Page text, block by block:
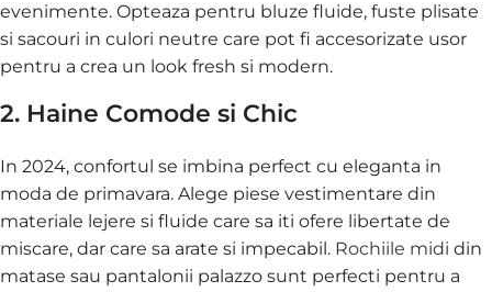
evenimente. Opteaza pentru bluze fluide, fuste plisate
si sacouri in culori neutre care pot fi accesorizate usor
pentru a crea un look fresh si modern.
2. Haine Comode si Chic
In 2024, confortul se imbina perfect cu eleganta in
moda de primavara. Alege piese vestimentare din
materiale lejere si fluide care sa iti ofere libertate de
miscare, dar care sa arate si impecabil. Rochiile midi din
matase sau pantalonii palazzo sunt perfecti pentru a